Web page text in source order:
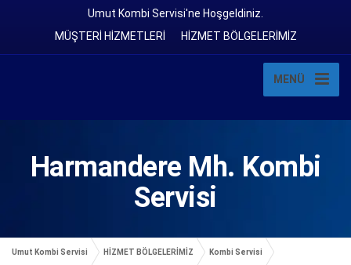
Umut Kombi Servisi'ne Hoşgeldiniz.
MÜŞTERİ HİZMETLERİ
HİZMET BÖLGELERİMİZ
MENÜ
Harmandere Mh. Kombi
Servisi
Umut Kombi Servisi HİZMET BÖLGELERİMİZ Kombi Servisi